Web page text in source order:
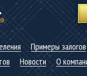
Примеры залогов
Новости О